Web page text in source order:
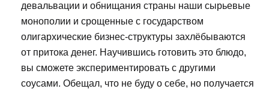
девальвации и обнищания страны наши сырьевые
монополии и срощенные с государством
олигархические бизнес-структуры захлёбываются
от притока денег. Научившись готовить это блюдо,
вы сможете экспериментировать с другими
соусами. Обещал, что не буду о себе, но получается